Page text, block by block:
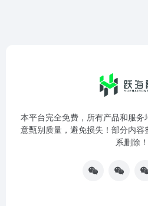
本平台完全免费，所有产品和服
意甄别质量，避免损失！部分内
系删除！